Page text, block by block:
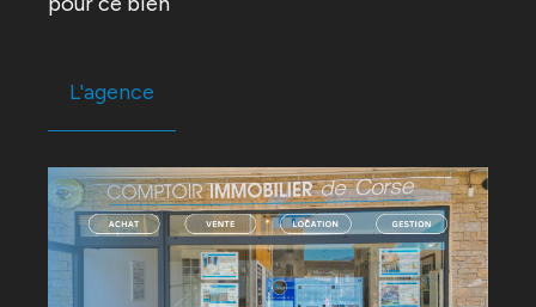
L'agence